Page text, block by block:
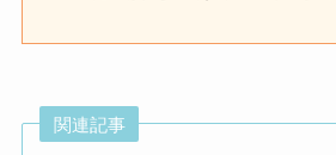
関連記事